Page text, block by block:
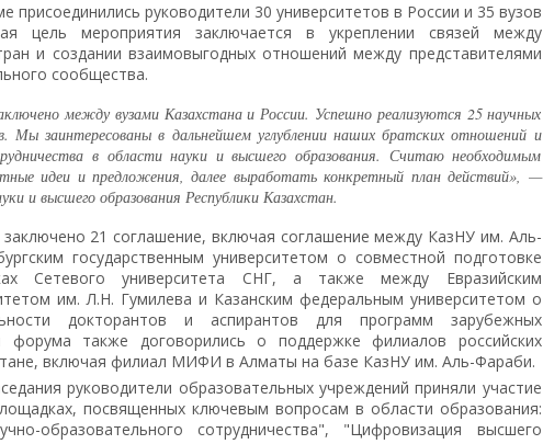
присоединились руководители 30 университетов в России и 35 вузов
цель мероприятия заключается в укреплении связей между
и создании взаимовыгодных отношений между представителями
сообщества.
между вузами Казахстана и России. Успешно реализуются 25 научных
Мы заинтересованы в дальнейшем углублении наших братских отношений и
в области науки и высшего образования. Считаю необходимым
идеи и предложения, далее выработать конкретный план действий», —
и высшего образования Республики Казахстан.
21 соглашение, включая соглашение между КазНУ им. Аль-
государственным университетом о совместной подготовке
Сетевого университета СНГ, а также между Евразийским
им. Л.Н. Гумилева и Казанским федеральным университетом о
докторантов и аспирантов для программ зарубежных
форума также договорились о поддержке филиалов российских
включая филиал МИФИ в Алматы на базе КазНУ им. Аль-Фараби.
руководители образовательных учреждений приняли участие
посвященных ключевым вопросам в области образования:
образовательного сотрудничества", "Цифровизация высшего